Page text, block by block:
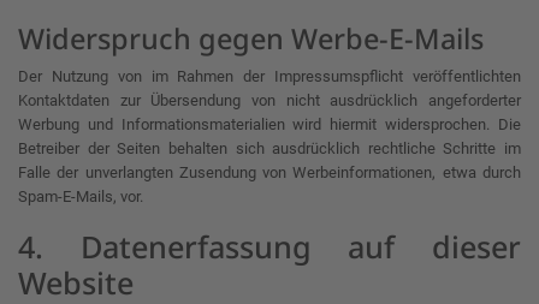
Widerspruch gegen Werbe-E-Mails
Der Nutzung von im Rahmen der Impressumspflicht veröffentlichten
Kontaktdaten zur Übersendung von nicht ausdrücklich angeforderter
Werbung und Informationsmaterialien wird hiermit widersprochen. Die
Betreiber der Seiten behalten sich ausdrücklich rechtliche Schritte im
Falle der unverlangten Zusendung von Werbeinformationen, etwa durch
Spam-E-Mails, vor.
4. Datenerfassung auf dieser
Website